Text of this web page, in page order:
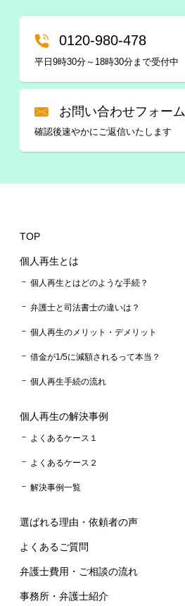
0120-980-478
平日9時30分～18時30分まで受付中
お問い合わせフォーム
確認後速やかにご返信いたします
TOP
個人再生とは
個人再生とはどのような手続？
弁護士と司法書士の違いは？
個人再生のメリット・デメリット
借金が1/5に減額されるって本当？
個人再生手続の流れ
個人再生の解決事例
よくあるケース１
よくあるケース２
解決事例一覧
選ばれる理由・依頼者の声
よくあるご質問
弁護士費用・ご相談の流れ
事務所・弁護士紹介